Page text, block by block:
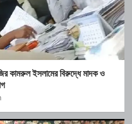
কামরুল ইসলামের বিরুদ্ধে মাদক ও